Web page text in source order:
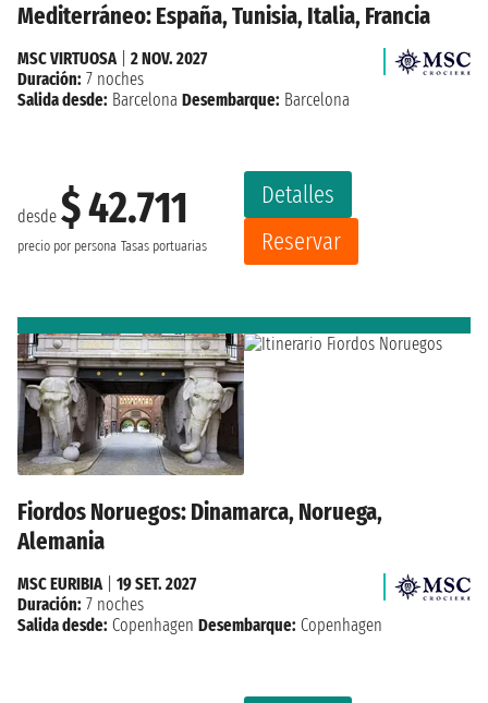
Mediterráneo: España, Tunisia, Italia, Francia
desde $ 42.711
precio por persona Tasas portuarias
Detalles
Reservar
MSC VIRTUOSA| 2 NOV. 2027
Duración: 7 noches
Salida desde: Barcelona Desembarque: Barcelona
Fiordos Noruegos: Dinamarca, Noruega,
Alemania
MSC EURIBIA
19 SET. 2027
Duración: 7 noches
Salida desde: Copenhagen Desembarque: Copenhagen